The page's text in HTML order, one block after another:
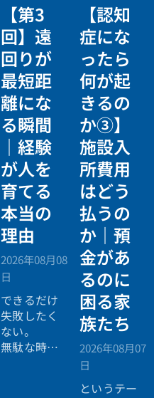
【第3
回】遠
回りが
最短距
離にな
る瞬間
｜経験
が人を
育てる
本当の
理由
2026年08月08
日
できるだけ
失敗したく
ない。
無駄な時間
【認知
症にな
ったら
何が起
きるの
か③】
施設入
所費用
はどう
払うの
か｜預
金があ
るのに
困る家
族たち
2026年08月07
日
というテー